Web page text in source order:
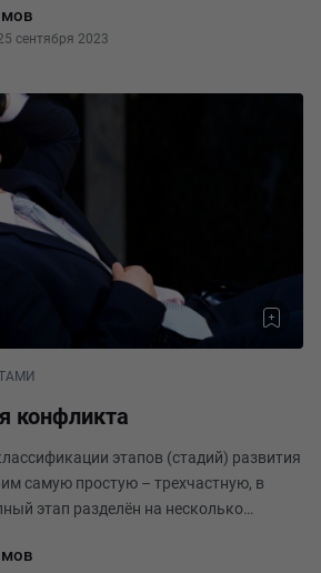
ложится на плечи рук
сентября 2023
конфликта
этапов (стадий) развития
самую простую – трехчастную, в
этап разделён на несколько
конфликтом. Протекает скры